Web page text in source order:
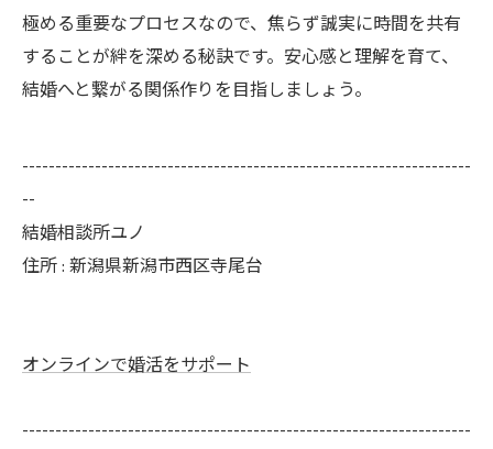
極める重要なプロセスなので、焦らず誠実に時間を共有
することが絆を深める秘訣です。安心感と理解を育て、
結婚へと繋がる関係作りを目指しましょう。
--------------------------------------------------------------------
--
結婚相談所ユノ
住所 : 新潟県新潟市西区寺尾台
オンラインで婚活をサポート
--------------------------------------------------------------------